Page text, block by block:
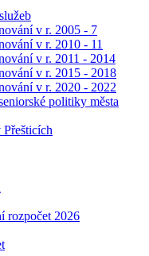
v r. 2005 - 7
v r. 2010 - 11
v r. 2011 - 2014
v r. 2015 - 2018
v r. 2020 - 2022
politiky města
rozpočet 2026